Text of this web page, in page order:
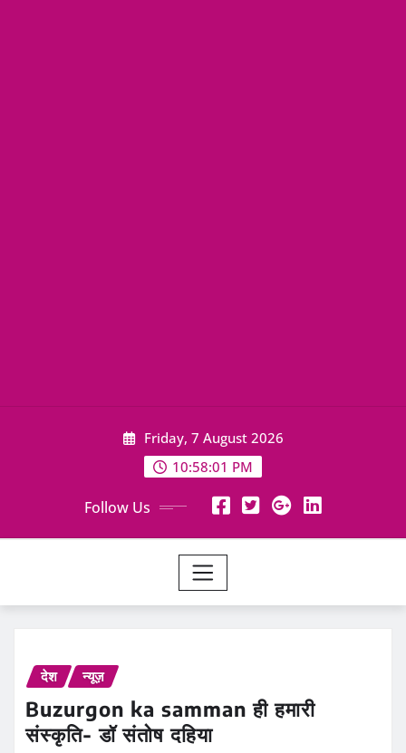
Friday, 7 August 2026
10:58:02 PM
Follow Us
देश न्यूज़
Buzurgon ka samman ही हमारी
संस्कृति- डॉ संतोष दहिया